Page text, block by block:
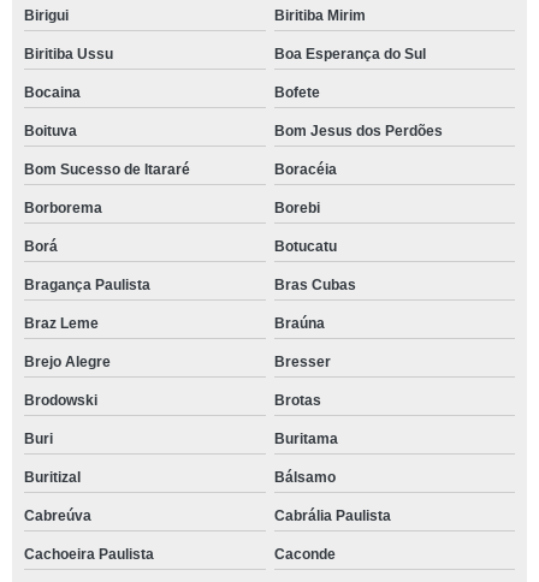
Birigui Biritiba Mirim
Biritiba Ussu Boa Esperança do Sul
Bocaina Bofete
Boituva Bom Jesus dos Perdões
Bom Sucesso de Itararé Boracéia
Borborema Borebi
Borá Botucatu
Bragança Paulista Bras Cubas
Braz Leme Braúna
Brejo Alegre Bresser
Brodowski Brotas
Buri Buritama
Buritizal Bálsamo
Cabreúva Cabrália Paulista
Cachoeira Paulista Caconde